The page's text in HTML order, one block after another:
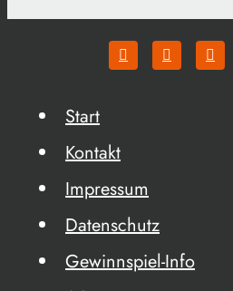
Start
Kontakt
Impressum
Datenschutz
Gewinnspiel-Info